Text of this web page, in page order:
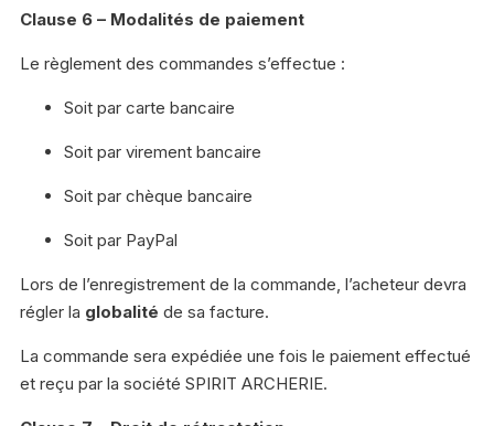
Clause 6 – Modalités de paiement
Le règlement des commandes s’effectue :
Soit par carte bancaire
Soit par virement bancaire
Soit par chèque bancaire
Soit par PayPal
Lors de l’enregistrement de la commande, l’acheteur devra
régler la globalité de sa facture.
La commande sera expédiée une fois le paiement effectué
et reçu par la société SPIRIT ARCHERIE.